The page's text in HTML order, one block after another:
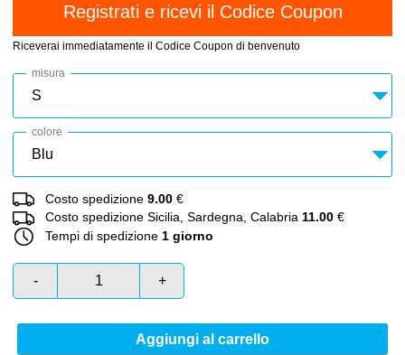
Riceverai immediatamente il Codice Coupon di benvenuto
misura
colore
Costo spedizione 9.00 €
Costo spedizione Sicilia, Sardegna, Calabria 11.00 €
Tempi di spedizione 1 giorno
- +
Aggiungi al carrello